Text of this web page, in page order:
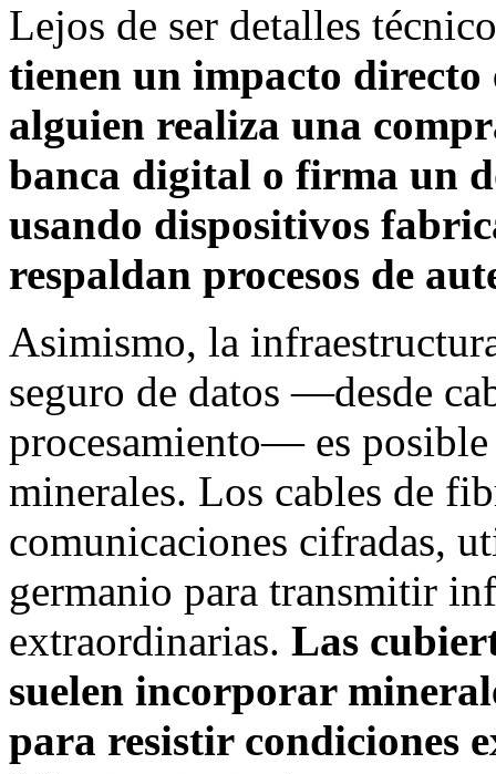
Lejos de ser detalles
tienen un impacto
alguien realiza una
banca digital o firma un
usando dispositivos
respaldan procesos de
Asimismo, la
seguro de datos —desde
procesamiento— es posible
minerales. Los cables de
comunicaciones cifradas,
germanio para transmitir
extraordinarias. Las
suelen incorporar
para resistir condiciones